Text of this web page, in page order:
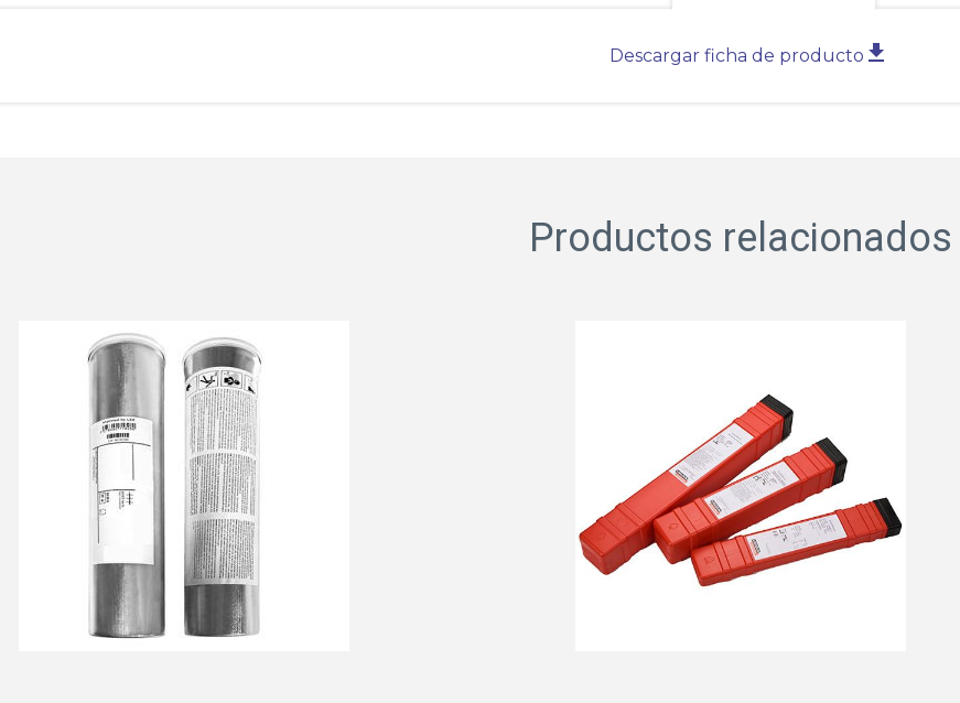
Descargar ficha de producto
Productos relacionados